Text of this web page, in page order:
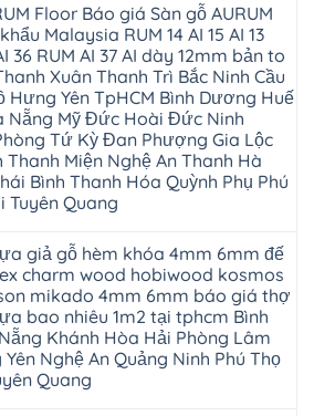
Floor Báo giá Sàn gỗ AURUM
Malaysia RUM 14 AI 15 AI 13
36 RUM AI 37 AI dày 12mm bản to
Xuân Thanh Trì Bắc Ninh Cầu
Hưng Yên TpHCM Bình Dương Huế
Nẵng Mỹ Đức Hoài Đức Ninh
Tứ Kỳ Đan Phượng Gia Lộc
Thanh Miện Nghệ An Thanh Hà
Bình Thanh Hóa Quỳnh Phụ Phú
Tuyên Quang
giả gỗ hèm khóa 4mm 6mm đế
charm wood hobiwood kosmos
mikado 4mm 6mm báo giá thợ
bao nhiêu 1m2 tại tphcm Bình
Khánh Hòa Hải Phòng Lâm
Nghệ An Quảng Ninh Phú Thọ
Quang